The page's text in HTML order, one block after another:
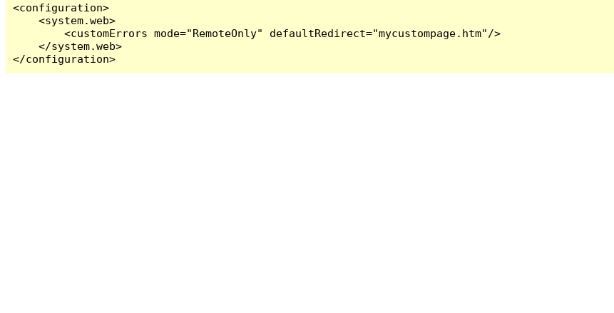
<configuration>
    <system.web>
        <customErrors mode="RemoteOnly" defaultRedirect="mycustompage.htm"/>
    </system.web>
</configuration>